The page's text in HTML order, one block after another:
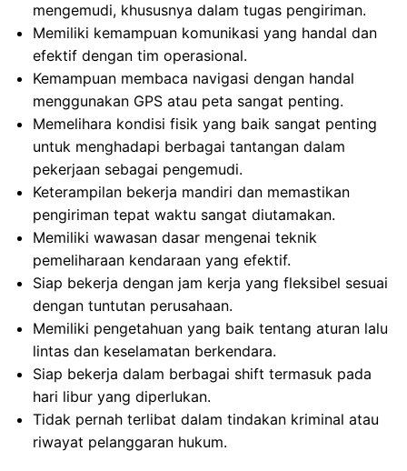
mengemudi, khususnya dalam tugas pengiriman.
Memiliki kemampuan komunikasi yang handal dan
efektif dengan tim operasional.
Kemampuan membaca navigasi dengan handal
menggunakan GPS atau peta sangat penting.
Memelihara kondisi fisik yang baik sangat penting
untuk menghadapi berbagai tantangan dalam
pekerjaan sebagai pengemudi.
Keterampilan bekerja mandiri dan memastikan
pengiriman tepat waktu sangat diutamakan.
Memiliki wawasan dasar mengenai teknik
pemeliharaan kendaraan yang efektif.
Siap bekerja dengan jam kerja yang fleksibel sesuai
dengan tuntutan perusahaan.
Memiliki pengetahuan yang baik tentang aturan lalu
lintas dan keselamatan berkendara.
Siap bekerja dalam berbagai shift termasuk pada
hari libur yang diperlukan.
Tidak pernah terlibat dalam tindakan kriminal atau
riwayat pelanggaran hukum.